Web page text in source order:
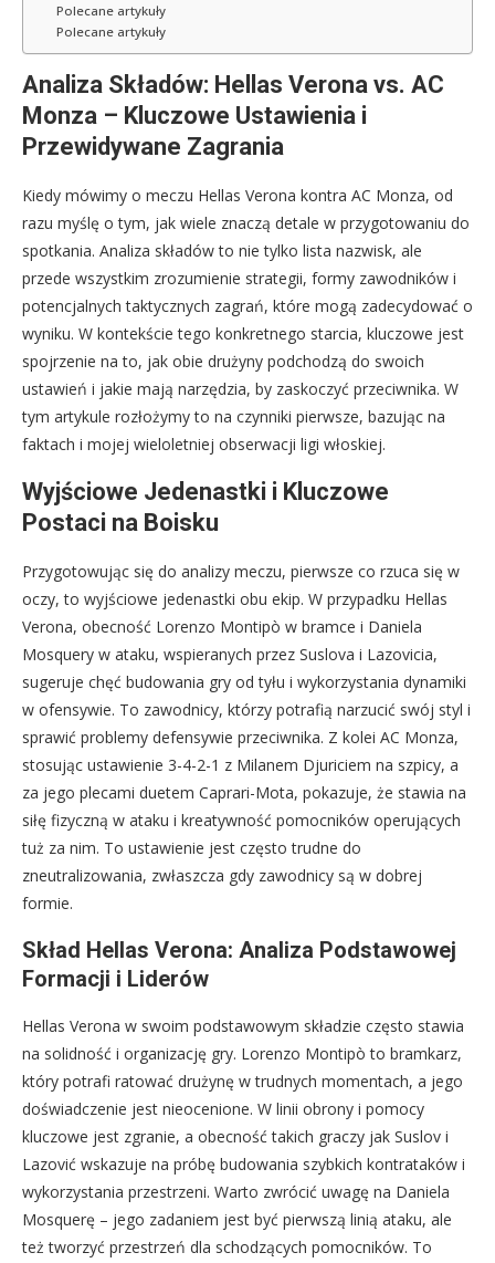
Polecane artykuły
Polecane artykuły
Analiza Składów: Hellas Verona vs. AC
Monza – Kluczowe Ustawienia i
Przewidywane Zagrania
Kiedy mówimy o meczu Hellas Verona kontra AC Monza, od
razu myślę o tym, jak wiele znaczą detale w przygotowaniu do
spotkania. Analiza składów to nie tylko lista nazwisk, ale
przede wszystkim zrozumienie strategii, formy zawodników i
potencjalnych taktycznych zagrań, które mogą zadecydować o
wyniku. W kontekście tego konkretnego starcia, kluczowe jest
spojrzenie na to, jak obie drużyny podchodzą do swoich
ustawień i jakie mają narzędzia, by zaskoczyć przeciwnika. W
tym artykule rozłożymy to na czynniki pierwsze, bazując na
faktach i mojej wieloletniej obserwacji ligi włoskiej.
Wyjściowe Jedenastki i Kluczowe
Postaci na Boisku
Przygotowując się do analizy meczu, pierwsze co rzuca się w
oczy, to wyjściowe jedenastki obu ekip. W przypadku Hellas
Verona, obecność Lorenzo Montipò w bramce i Daniela
Mosquery w ataku, wspieranych przez Suslova i Lazovicia,
sugeruje chęć budowania gry od tyłu i wykorzystania dynamiki
w ofensywie. To zawodnicy, którzy potrafią narzucić swój styl i
sprawić problemy defensywie przeciwnika. Z kolei AC Monza,
stosując ustawienie 3-4-2-1 z Milanem Djuriciem na szpicy, a
za jego plecami duetem Caprari-Mota, pokazuje, że stawia na
siłę fizyczną w ataku i kreatywność pomocników operujących
tuż za nim. To ustawienie jest często trudne do
zneutralizowania, zwłaszcza gdy zawodnicy są w dobrej
formie.
Skład Hellas Verona: Analiza Podstawowej
Formacji i Liderów
Hellas Verona w swoim podstawowym składzie często stawia
na solidność i organizację gry. Lorenzo Montipò to bramkarz,
który potrafi ratować drużynę w trudnych momentach, a jego
doświadczenie jest nieocenione. W linii obrony i pomocy
kluczowe jest zgranie, a obecność takich graczy jak Suslov i
Lazović wskazuje na próbę budowania szybkich kontrataków i
wykorzystania przestrzeni. Warto zwrócić uwagę na Daniela
Mosquerę – jego zadaniem jest być pierwszą linią ataku, ale
też tworzyć przestrzeń dla schodzących pomocników. To